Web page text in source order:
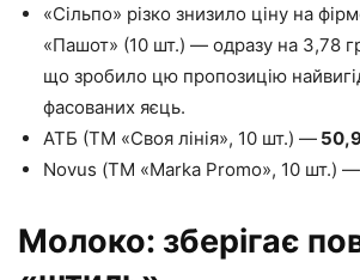
«Сільпо» різко знизило ціну на
«Пашот» (10 шт.) — одразу на 3,78
що зробило цю пропозицію
фасованих яєць.
АТБ (ТМ «Своя лінія», 10 шт.) —
Novus (ТМ «Marka Promo», 10 шт.) —
Молоко: зберігає